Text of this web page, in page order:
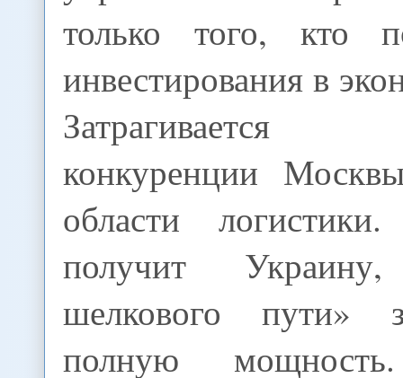
только того, кто
инвестирования в
конкуренции
области
получит
шелкового пути»
полную